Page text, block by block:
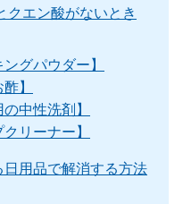
クエン酸がないとき
グパウダー】
】
中性洗剤】
リーナー】
日用品で解消する方法